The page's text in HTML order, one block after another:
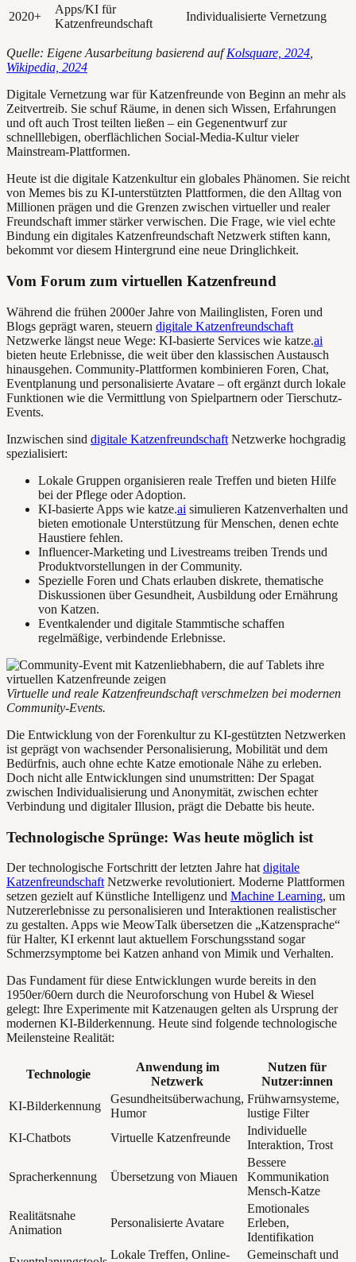
2020+
Apps/KI für
Katzenfreundschaft
Individualisierte Vernetzung
Quelle: Eigene Ausarbeitung basierend aufKolsquare, 2024
Wikipedia, 2024
Digitale Vernetzung war für Katzenfreunde von Beginn an mehr als
Zeitvertreib. Sie schuf Räume, in denen sich Wissen, Erfahrungen
und oft auch Trost teilten ließen – ein Gegenentwurf zur
schnelllebigen, oberflächlichen Social-Media-Kultur vieler
Mainstream-Plattformen.
Heute ist die digitale Katzenkultur ein globales Phänomen. Sie reicht
von Memes bis zu KI-unterstützten Plattformen, die den Alltag von
Millionen prägen und die Grenzen zwischen virtueller und realer
Freundschaft immer stärker verwischen. Die Frage, wie viel echte
Bindung ein digitales Katzenfreundschaft Netzwerk stiften kann,
bekommt vor diesem Hintergrund eine neue Dringlichkeit.
Vom Forum zum virtuellen Katzenfreund
Während die frühen 2000er Jahre von Mailinglisten, Foren und
Blogs geprägt waren, steuern digitale Katzenfreundschaft
Netzwerke längst neue Wege: KI-basierte Services wie katze.ai
bieten heute Erlebnisse, die weit über den klassischen Austausch
hinausgehen. Community-Plattformen kombinieren Foren, Chat,
Eventplanung und personalisierte Avatare – oft ergänzt durch lokale
Funktionen wie die Vermittlung von Spielpartnern oder Tierschutz-
Events.
Inzwischen sind digitale Katzenfreundschaft Netzwerke hochgradig
spezialisiert:
Lokale Gruppen organisieren reale Treffen und bieten Hilfe
bei der Pflege oder Adoption.
KI-basierte Apps wie katze.ai simulieren Katzenverhalten und
bieten emotionale Unterstützung für Menschen, denen echte
Haustiere fehlen.
Influencer-Marketing und Livestreams treiben Trends und
Produktvorstellungen in der Community.
Spezielle Foren und Chats erlauben diskrete, thematische
Diskussionen über Gesundheit, Ausbildung oder Ernährung
von Katzen.
Eventkalender und digitale Stammtische schaffen
regelmäßige, verbindende Erlebnisse.
Virtuelle und reale Katzenfreundschaft verschmelzen bei modernen
Community-Events.
Die Entwicklung von der Forenkultur zu KI-gestützten Netzwerken
ist geprägt von wachsender Personalisierung, Mobilität und dem
Bedürfnis, auch ohne echte Katze emotionale Nähe zu erleben.
Doch nicht alle Entwicklungen sind unumstritten: Der Spagat
zwischen Individualisierung und Anonymität, zwischen echter
Verbindung und digitaler Illusion, prägt die Debatte bis heute.
Technologische Sprünge: Was heute möglich ist
Der technologische Fortschritt der letzten Jahre hat digitale
Katzenfreundschaft Netzwerke revolutioniert. Moderne Plattformen
setzen gezielt auf Künstliche Intelligenz und Machine Learning, um
Nutzererlebnisse zu personalisieren und Interaktionen realistischer
zu gestalten. Apps wie MeowTalk übersetzen die „Katzensprache“
für Halter, KI erkennt laut aktuellem Forschungsstand sogar
Schmerzsymptome bei Katzen anhand von Mimik und Verhalten.
Das Fundament für diese Entwicklungen wurde bereits in den
1950er/60ern durch die Neuroforschung von Hubel & Wiesel
gelegt: Ihre Experimente mit Katzenaugen gelten als Ursprung der
modernen KI-Bilderkennung. Heute sind folgende technologische
Meilensteine Realität:
Technologie
Anwendung im
Netzwerk
Nutzen für
Nutzer:innen
KI-Bilderkennung
Gesundheitsüberwachung,
Humor
Frühwarnsysteme,
lustige Filter
KI-Chatbots
Virtuelle Katzenfreunde
Individuelle
Interaktion, Trost
Spracherkennung Übersetzung von Miauen
Bessere
Kommunikation
Mensch-Katze
Realitätsnahe
Animation
Personalisierte Avatare
Emotionales
Erleben,
Identifikation
Lokale Treffen, Online-
Gemeinschaft und